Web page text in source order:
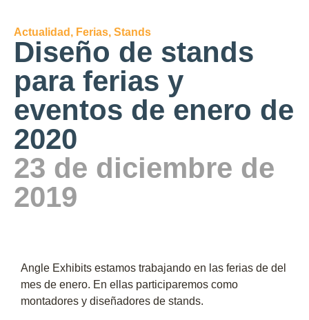
Actualidad , Ferias, Stands
Diseño de stands
para ferias y
eventos de enero de
2020
23 de diciembre de
2019
Angle Exhibits estamos trabajando en las ferias de del
mes de enero. En ellas participaremos como
montadores y diseñadores de stands.